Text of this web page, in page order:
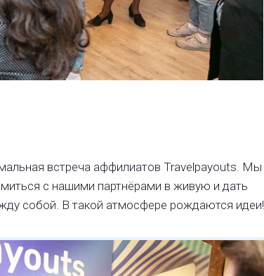
встреча аффилиатов Travelpayouts. Мы
с нашими партнёрами в живую и дать
собой. В такой атмосфере рождаются идеи!